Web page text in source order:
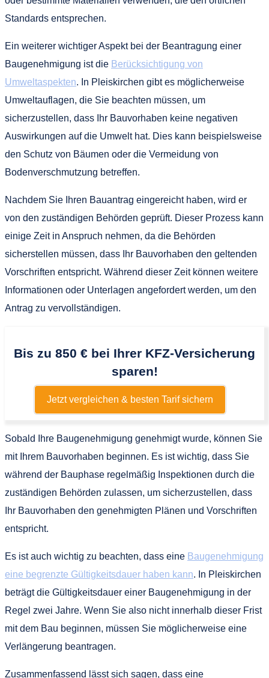
Standards entsprechen.
Ein weiterer wichtiger Aspekt bei der Beantragung einer
Baugenehmigung ist die Berücksichtigung von
Umweltaspekten. In Pleiskirchen gibt es möglicherweise
Umweltauflagen, die Sie beachten müssen, um
sicherzustellen, dass Ihr Bauvorhaben keine negativen
Auswirkungen auf die Umwelt hat. Dies kann beispielsweise
den Schutz von Bäumen oder die Vermeidung von
Bodenverschmutzung betreffen.
Nachdem Sie Ihren Bauantrag eingereicht haben, wird er
von den zuständigen Behörden geprüft. Dieser Prozess kann
einige Zeit in Anspruch nehmen, da die Behörden
sicherstellen müssen, dass Ihr Bauvorhaben den geltenden
Vorschriften entspricht. Während dieser Zeit können weitere
Informationen oder Unterlagen angefordert werden, um den
Antrag zu vervollständigen.
Bis zu 850 € bei Ihrer KFZ-Versicherung
sparen!
Jetzt vergleichen & besten Tarif sichern
Sobald Ihre Baugenehmigung genehmigt wurde, können Sie
mit Ihrem Bauvorhaben beginnen. Es ist wichtig, dass Sie
während der Bauphase regelmäßig Inspektionen durch die
zuständigen Behörden zulassen, um sicherzustellen, dass
Ihr Bauvorhaben den genehmigten Plänen und Vorschriften
entspricht.
Es ist auch wichtig zu beachten, dass eine Baugenehmigung
eine begrenzte Gültigkeitsdauer haben kann. In Pleiskirchen
beträgt die Gültigkeitsdauer einer Baugenehmigung in der
Regel zwei Jahre. Wenn Sie also nicht innerhalb dieser Frist
mit dem Bau beginnen, müssen Sie möglicherweise eine
Verlängerung beantragen.
Zusammenfassend lässt sich sagen, dass eine